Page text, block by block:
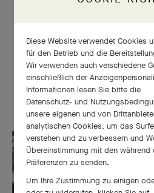
GLÜCK
Die
Kollektion
Diese Website verwendet Cookies
für den Betrieb und die
Wir verwenden auch verschiedene
einschließlich der
Informationen lesen Sie bitte die
Datenschutz- und
unsere eigenen und von
analytischen Cookies, um das
verstehen und zu verbessern und
Übereinstimmung mit den
Präferenzen zu senden.
Um Ihre Zustimmung zu einigen